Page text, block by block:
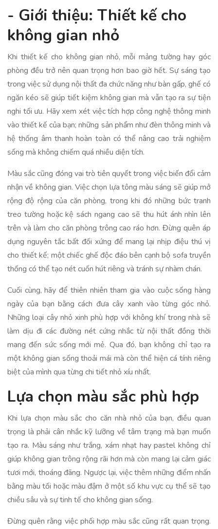
- Giới thiệu: Thiết kế cho
không gian nhỏ
Khi thiết kế cho không gian nhỏ, mỗi mảng tường hay góc
phòng đều trở nên quan trọng hơn bao giờ hết. Sự sáng tạo
trong việc sử dụng nội thất đa chức năng như bàn gấp, ghế có
ngăn kéo sẽ giúp tiết kiệm không gian mà vẫn tạo ra sự tiện
nghi tối ưu. Hãy xem xét việc tích hợp công nghệ thông minh
vào thiết kế của bạn; những sản phẩm như đèn thông minh và
hệ thống âm thanh hoàn toàn có thể nâng cao trải nghiệm
sống mà không chiếm quá nhiều diện tích.
Màu sắc cũng đóng vai trò tiên quyết trong việc biến đổi cảm
nhận về không gian. Việc chọn lựa tông màu sáng sẽ giúp mở
rộng độ rộng của căn phòng, trong khi đó những bức tranh
treo tường hoặc kệ sách ngang cao sẽ thu hút ánh nhìn lên
trên và làm cho căn phòng trông cao ráo hơn. Đừng quên áp
dụng nguyên tắc bất đối xứng để mang lại nhịp điệu thú vị
cho thiết kế; một chiếc ghế độc đáo bên cạnh bộ sofa truyền
thống có thể tạo nét cuốn hút riêng và tránh sự nhàm chán.
Cuối cùng, hãy để thiên nhiên tham gia vào cuộc sống hàng
ngày của bạn bằng cách đưa cây xanh vào từng góc nhỏ.
Những loại cây nhỏ xinh phù hợp với không khí trong nhà sẽ
làm dịu đi các đường nét cứng nhắc từ nội thất đồng thời
mang đến sức sống mới mẻ. Qua đó, bạn không chỉ tạo ra
một không gian sống thoải mái mà còn thể hiện cá tính riêng
biệt của mình qua từng chi tiết nhỏ xíu nhất.
Lựa chọn màu sắc phù hợp
Khi lựa chọn màu sắc cho căn nhà nhỏ của bạn, điều quan
trọng là phải cân nhắc kỹ lưỡng về tâm trạng mà bạn muốn
tạo ra. Màu sáng như trắng, xám nhạt hay pastel không chỉ
giúp không gian trông rộng rãi hơn mà còn mang lại cảm giác
tươi mới, thoáng đãng. Ngược lại, việc thêm những điểm nhấn
bằng màu tối hoặc màu đậm ở một số khu vực cụ thể sẽ tạo
chiều sâu và sự tinh tế cho không gian sống.
Đừng quên rằng việc phối hợp màu sắc cũng rất quan trọng.